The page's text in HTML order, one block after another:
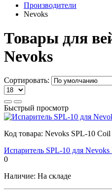
Производители
Nevoks
Товары для
Nevoks
Сортировать:
Быстрый просмотр
Код товара: Nevoks SPL-10 Coil
Испаритель SPL-10 для Nevoks
0
Наличие: На складе